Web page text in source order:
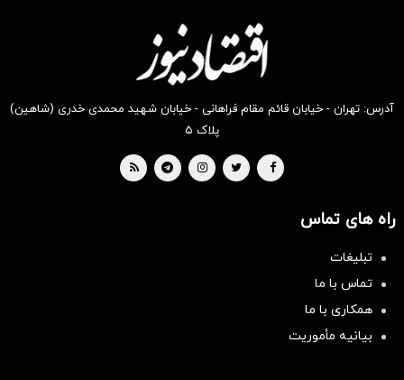
آدرس: تهران - خیابان قائم مقام فراهانی - خیابان شهید محمدی خدری (شاهین)
پلاک ۵
راه های تماس
تبلیغات
تماس با ما
همکاری با ما
بیانیه مأموریت